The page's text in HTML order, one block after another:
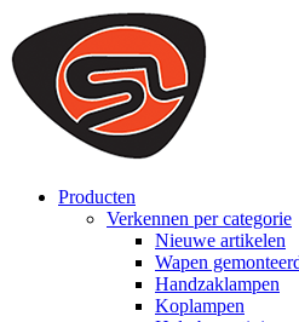
We use cookies to ensure that we
on our website. By continuing to
that cookies are used to help us
to offer you a better experience. To
you can disable cookies, you can
Producten
Verkennen per categorie
Nieuwe artikelen
Wapen
Handzaklampen
Koplampen